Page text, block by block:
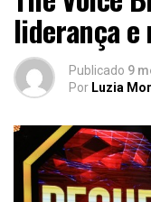
liderança e
Publicado 9
Por Luzia